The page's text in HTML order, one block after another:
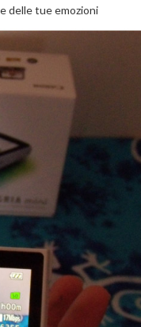
delle tue emozioni